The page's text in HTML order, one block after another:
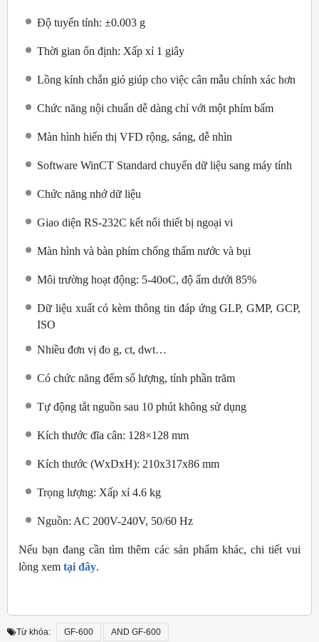
Độ tuyến tính: ±0.003 g
Thời gian ổn định: Xấp xỉ 1 giây
Lồng kính chắn gió giúp cho việc cân mẫu chính xác hơn
Chức năng nội chuẩn dễ dàng chỉ với một phím bấm
Màn hình hiển thị VFD rộng, sáng, dễ nhìn
Software WinCT Standard chuyển dữ liệu sang máy tính
Chức năng nhớ dữ liệu
Giao diện RS-232C kết nối thiết bị ngoại vi
Màn hình và bàn phím chống thấm nước và bụi
Môi trường hoạt động: 5-40oC, độ ẩm dưới 85%
Dữ liệu xuất có kèm thông tin đáp ứng GLP, GMP, GCP,
ISO
Nhiều đơn vị đo g, ct, dwt…
Có chức năng đếm số lượng, tính phần trăm
Tự động tắt nguồn sau 10 phút không sử dụng
Kích thước đĩa cân: 128×128 mm
Kích thước (WxDxH): 210x317x86 mm
Trọng lượng: Xấp xỉ 4.6 kg
Nguồn: AC 200V-240V, 50/60 Hz
Nếu bạn đang cần tìm thêm các sản phẩm khác, chi tiết vui
lòng xem tại đây.
Từ khóa: GF-600 AND GF-600